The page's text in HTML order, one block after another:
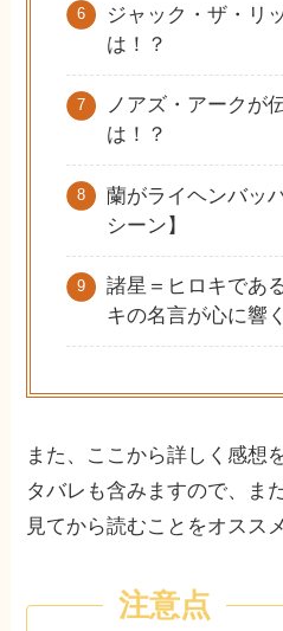
ジャック・ザ・リ
は！？
ノアズ・アークが
は！？
蘭がライヘンバッ
シーン】
諸星＝ヒロキであ
キの名言が心に響く
また、ここから詳しく感想
タバレも含みますので、ま
見てから読むことをオスス